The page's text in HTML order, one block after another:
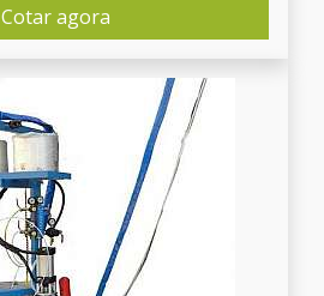
Cotar agora